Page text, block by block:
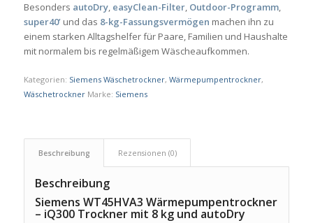
Besonders autoDry, easyClean-Filter, Outdoor-Programm,
super40’und das 8-kg-Fassungsvermögen machen ihn zu
einem starken Alltagshelfer für Paare, Familien und Haushalte
mit normalem bis regelmäßigem Wäscheaufkommen.
Kategorien: Siemens Wäschetrockner, Wärmepumpentrockner,
Wäschetrockner Marke: Siemens
Beschreibung Rezensionen (0)
Beschreibung
Siemens WT45HVA3 Wärmepumpentrockner
– iQ300 Trockner mit 8 kg und autoDry